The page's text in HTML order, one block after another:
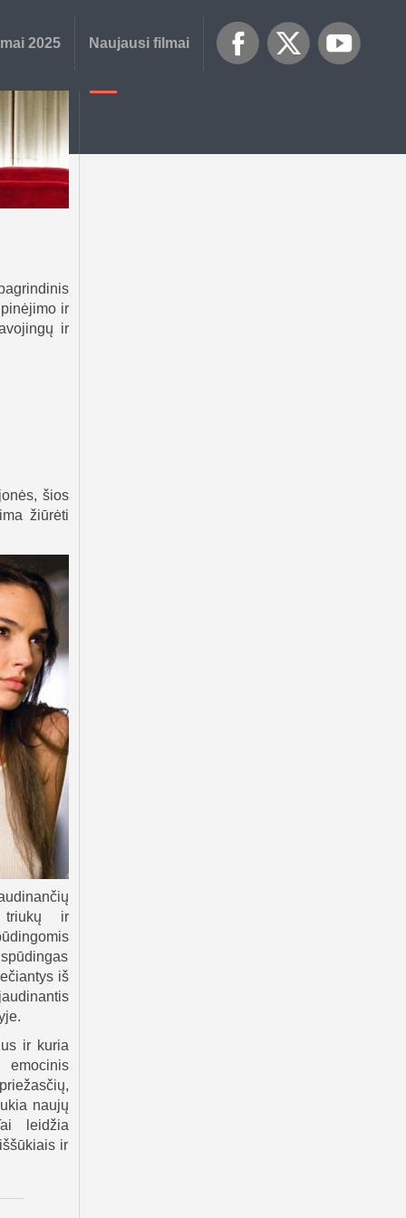
Naujausi filmai
2025
ir
ir
šios
žiūrėti
triukų ir
iš
ir kuria
naujų
leidžia
ir